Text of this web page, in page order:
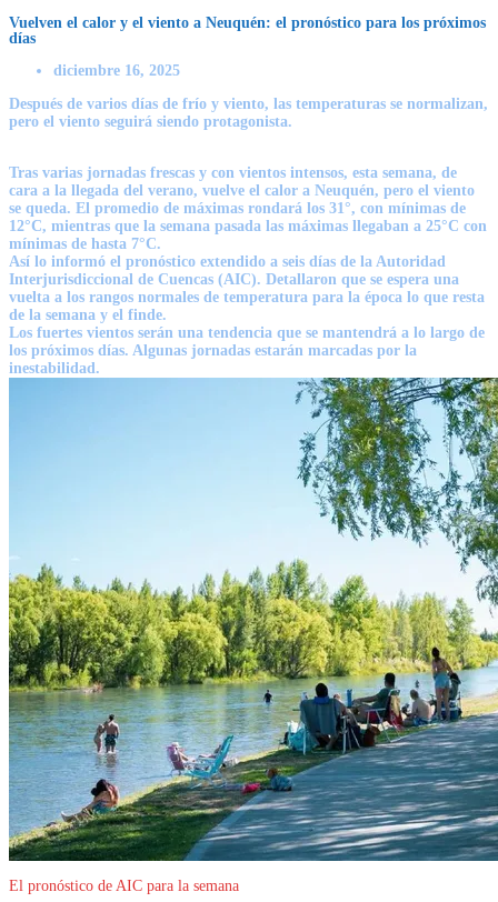
Vuelven el calor y el viento a Neuquén: el pronóstico para los próximos
días
diciembre 16, 2025
Después de varios días de frío y viento, las temperaturas se normalizan,
pero el viento seguirá siendo protagonista.
Tras varias jornadas frescas y con vientos intensos, esta semana, de
cara a la llegada del verano, vuelve el calor a Neuquén, pero el viento
se queda. El promedio de máximas rondará los 31°, con mínimas de
12°C, mientras que la semana pasada las máximas llegaban a 25°C con
mínimas de hasta 7°C.
Así lo informó el pronóstico extendido a seis días de la Autoridad
Interjurisdiccional de Cuencas (AIC). Detallaron que se espera una
vuelta a los rangos normales de temperatura para la época lo que resta
de la semana y el finde.
Los fuertes vientos serán una tendencia que se mantendrá a lo largo de
los próximos días. Algunas jornadas estarán marcadas por la
inestabilidad.
El pronóstico de AIC para la semana